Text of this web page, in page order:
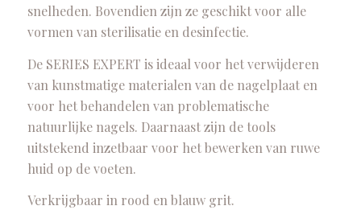
snelheden. Bovendien zijn ze geschikt voor alle
vormen van sterilisatie en desinfectie.
De SERIES EXPERT is ideaal voor het verwijderen
van kunstmatige materialen van de nagelplaat en
voor het behandelen van problematische
natuurlijke nagels. Daarnaast zijn de tools
uitstekend inzetbaar voor het bewerken van ruwe
huid op de voeten.
Verkrijgbaar in rood en blauw grit.